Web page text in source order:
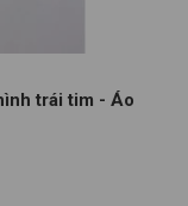
trái tim - Áo